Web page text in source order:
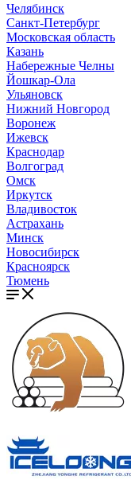
Челябинск
Санкт-Петербург
Московская область
Казань
Набережные Челны
Йошкар-Ола
Ульяновск
Нижний Новгород
Воронеж
Ижевск
Краснодар
Волгоград
Омск
Иркутск
Владивосток
Астрахань
Минск
Новосибирск
Красноярск
Тюмень